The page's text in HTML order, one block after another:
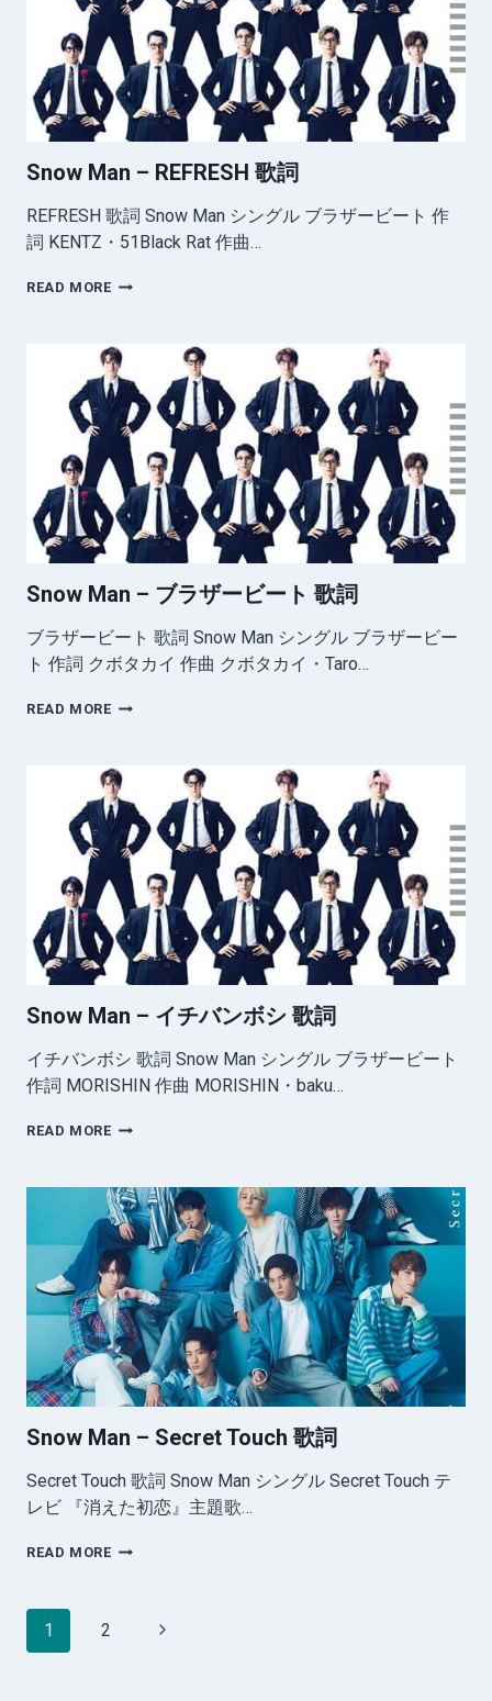
Snow Man – REFRESH 歌詞
REFRESH 歌詞 Snow Man シングル ブラザービート 作
詞 KENTZ・51Black Rat 作曲…
READ MORESNOW
REFRESH
歌
詞
Snow Man – ブラザービート 歌詞
ブラザービート 歌詞 Snow Man シングル ブラザービー
ト 作詞 クボタカイ 作曲 クボタカイ・Taro…
READ MORESNOW
ブ
ラ
ザ
ー
ビ
ト
歌
詞
Snow Man – イチバンボシ 歌詞
イチバンボシ 歌詞 Snow Man シングル ブラザービート
作詞 MORISHIN 作曲 MORISHIN・baku…
READ MORESNOW
イ
チ
バ
ン
ボ
シ
歌
詞
Snow Man – Secret Touch 歌詞
Secret Touch 歌詞 Snow Man シングル Secret Touch テ
レビ 『消えた初恋』主題歌…
READ MORESNOW
TOUCH
Page
navigation
1 2
Next